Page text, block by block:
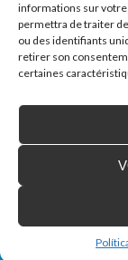
informations sur votre
permettra de traiter
ou des identifiants
retirer son
certaines
Accessibilité Blog